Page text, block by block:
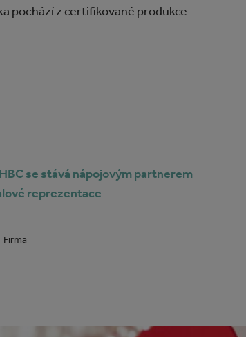
pochází z certifikované produkce
se stává nápojovým partnerem
reprezentace
Firma